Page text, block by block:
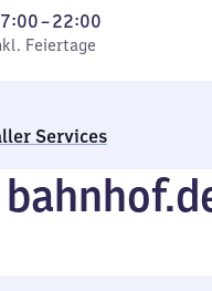
–22:00
22
Feiertage
Services